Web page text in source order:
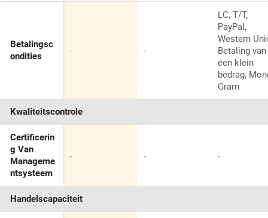
Betalingsc
ondities
- -
LC, T/T,
PayPal,
Western
Betaling van
een klein
bedrag,
Gram
Kwaliteitscontrole
Certificerin
g Van
Manageme
ntsysteem
- - -
Handelscapaciteit